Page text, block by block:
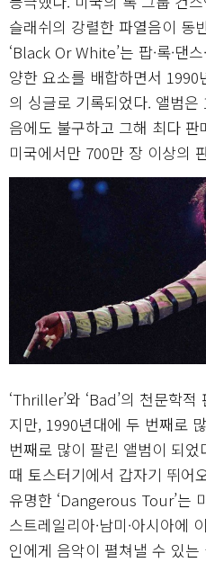
슬래쉬의 강렬한 파열음이 동
‘Black Or White’는 팝·록·댄
양한 요소를 배합하면서 1990
의 싱글로 기록되었다. 앨범
음에도 불구하고 그해 최다
미국에서만 700만 장 이상의
‘Thriller’와 ‘Bad’의 천문학
지만, 1990년대에 두 번째로
번째로 많이 팔린 앨범이 되
때 토스터기에서 갑자기 뛰어
유명한 ‘Dangerous Tour’는
스트레일리아·남미·아시아에
인에게 음악이 펼쳐낼 수 있